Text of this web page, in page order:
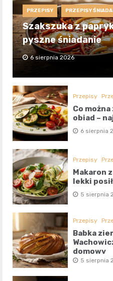
PRZEPISY PRZEPISY
Szakszuka z
pyszne śniadanie
6 sierpnia 2026
Przepisy
Co
obiad –
6 sierpnia
Przepisy
Makaron
lekki
5 sierpnia
Przepisy
Babka
domowy
5 sierpnia